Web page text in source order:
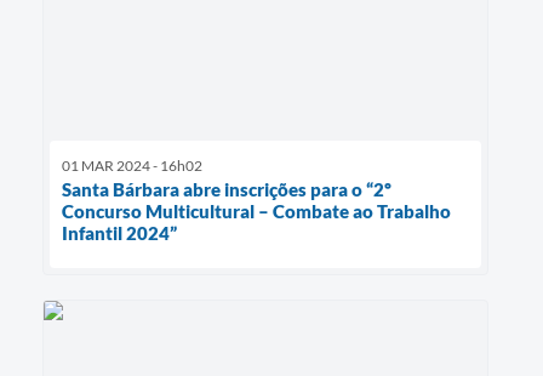
01 MAR 2024 - 16h02
Santa Bárbara abre inscrições para o “2º
Concurso Multicultural – Combate ao Trabalho
Infantil 2024”